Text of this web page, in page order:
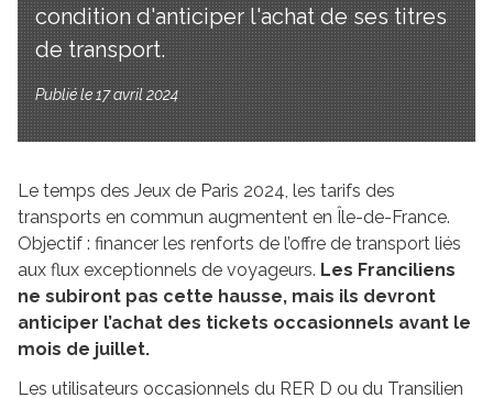
condition d'anticiper l'achat de ses titres
de transport.
Publié le 17 avril 2024
Le temps des Jeux de Paris 2024, les tarifs des
transports en commun augmentent en Île-de-France.
Objectif : financer les renforts de l’offre de transport liés
aux flux exceptionnels de voyageurs. Les Franciliens
ne subiront pas cette hausse, mais ils devront
anticiper l’achat des tickets occasionnels avant le
mois de juillet.
Les utilisateurs occasionnels du RER D ou du Transilien